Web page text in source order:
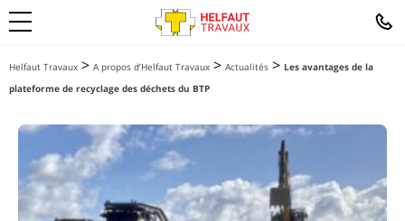
Helfaut Travaux > A propos d’Helfaut Travaux > Actualités > Les avantages de la
plateforme de recyclage des déchets du BTP